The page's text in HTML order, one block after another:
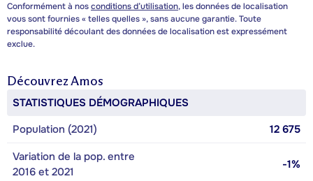
Conformément à nosconditions d’utilisation, les données de localisation
vous sont fournies « telles quelles », sans aucune garantie. Toute
responsabilité découlant des données de localisation est expressément
exclue.
DécouvrezAmos
STATISTIQUES DÉMOGRAPHIQUES
Population (2021)
12 675
Variation de la pop. entre
2016 et 2021
-1%